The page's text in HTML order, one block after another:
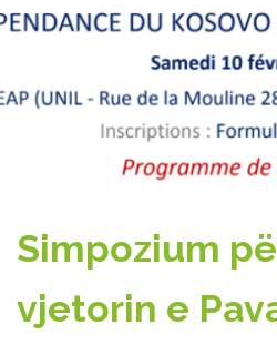
Simpozium
vjetorin e